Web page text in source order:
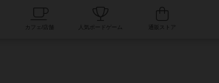
人気ボードゲーム